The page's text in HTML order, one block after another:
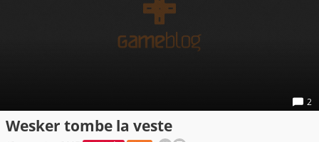
2
Wesker tombe la veste